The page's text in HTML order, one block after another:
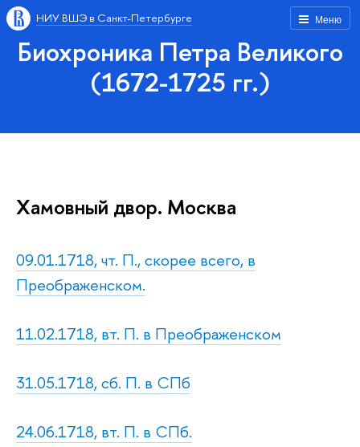
Меню
НИУ ВШЭ в Санкт-Петербурге
Биохроника Петра Великого
(1672-1725 гг.)
Хамовный двор. Москва
09.01.1718, чт. П., скорее всего, в
Преображенском.
11.02.1718, вт. П. в Преображенском
31.05.1718, сб. П. в СПб
24.06.1718, вт. П. в СПб.